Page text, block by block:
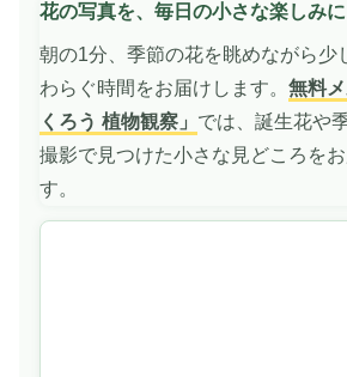
を
生
花の写真を、毎日の小さな楽しみに
朝の1分、季節の花を眺めながら少
わらぐ時間をお届けします。 無料
くろう 植物観察」 では、誕生花や
撮影で見つけた小さな見どころを
す。